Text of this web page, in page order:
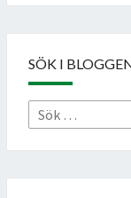
SÖK I
Sök
efter: